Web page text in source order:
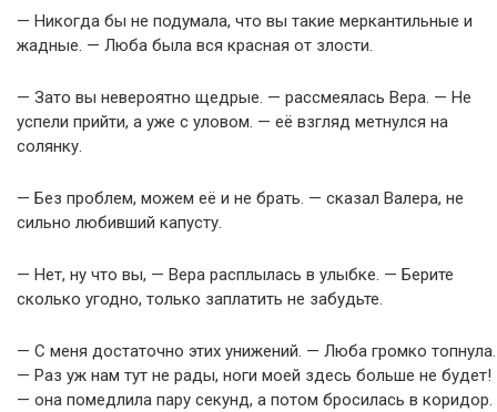
— Никогда бы не подумала, что вы такие меркантильные и
жадные. — Люба была вся красная от злости.
— Зато вы невероятно щедрые. — рассмеялась Вера. — Не
успели прийти, а уже с уловом. — её взгляд метнулся на
солянку.
— Без проблем, можем её и не брать. — сказал Валера, не
сильно любивший капусту.
— Нет, ну что вы, — Вера расплылась в улыбке. — Берите
сколько угодно, только заплатить не забудьте.
— С меня достаточно этих унижений. — Люба громко топнула.
— Раз уж нам тут не рады, ноги моей здесь больше не будет!
— она помедлила пару секунд, а потом бросилась в коридор.